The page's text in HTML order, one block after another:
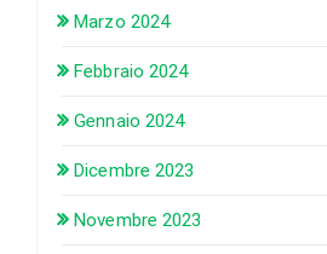
Marzo 2024
Febbraio 2024
Gennaio 2024
Dicembre 2023
Novembre 2023